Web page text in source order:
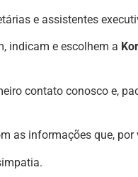
e assistentes
indicam e escolhem a
contato conosco e,
as informações que, por